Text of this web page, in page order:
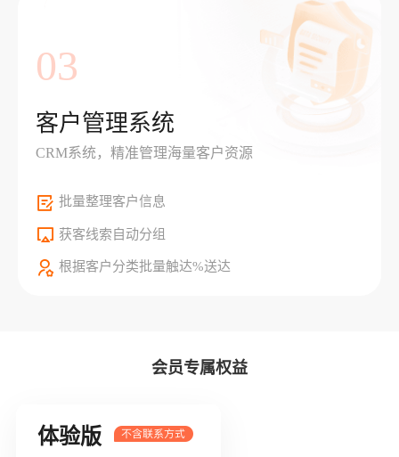
03
客户管理系统
CRM系统，精准管理海量客户资源
批量整理客户信息
获客线索自动分组
根据客户分类批量触达%送达
会员专属权益
体验版